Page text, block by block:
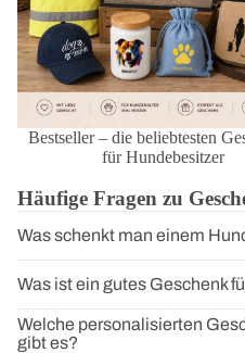
Bestseller – die beliebtesten
für Hundebesitzer
Häufige Fragen zu
Was schenkt man einem
Was ist ein gutes Geschenk
Welche personalisierten
gibt es?